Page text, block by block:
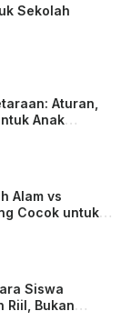
Sekolah
Aturan,
Anak
Alam vs
Cocok untuk
Siswa
Riil, Bukan